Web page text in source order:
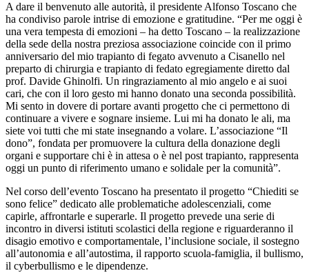
A dare il benvenuto alle autorità, il presidente Alfonso Toscano che
ha condiviso parole intrise di emozione e gratitudine. “Per me oggi è
una vera tempesta di emozioni – ha detto Toscano – la realizzazione
della sede della nostra preziosa associazione coincide con il primo
anniversario del mio trapianto di fegato avvenuto a Cisanello nel
preparto di chirurgia e trapianto di fedato egregiamente diretto dal
prof. Davide Ghinolfi. Un ringraziamento al mio angelo e ai suoi
cari, che con il loro gesto mi hanno donato una seconda possibilità.
Mi sento in dovere di portare avanti progetto che ci permettono di
continuare a vivere e sognare insieme. Lui mi ha donato le ali, ma
siete voi tutti che mi state insegnando a volare. L’associazione “Il
dono”, fondata per promuovere la cultura della donazione degli
organi e supportare chi è in attesa o è nel post trapianto, rappresenta
oggi un punto di riferimento umano e solidale per la comunità”.
Nel corso dell’evento Toscano ha presentato il progetto “Chiediti se
sono felice” dedicato alle problematiche adolescenziali, come
capirle, affrontarle e superarle. Il progetto prevede una serie di
incontro in diversi istituti scolastici della regione e riguarderanno il
disagio emotivo e comportamentale, l’inclusione sociale, il sostegno
all’autonomia e all’autostima, il rapporto scuola-famiglia, il bullismo,
il cyberbullismo e le dipendenze.